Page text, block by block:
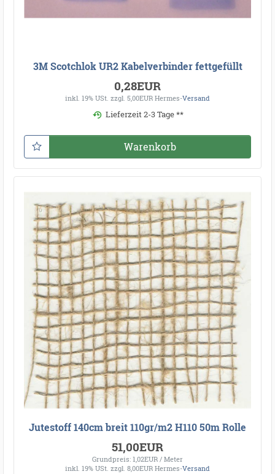
3M Scotchlok UR2 Kabelverbinder fettgefüllt
0,28EUR
inkl. 19% USt. zzgl. 5,00EUR Hermes-Versand
Lieferzeit 2-3 Tage **
Warenkorb
Jutestoff 140cm breit 110gr/m2 H110 50m Rolle
51,00EUR
Grundpreis: 1,02EUR / Meter
inkl. 19% USt. zzgl. 8,00EUR Hermes-Versand